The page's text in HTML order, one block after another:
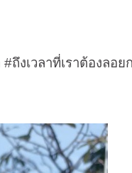
#ถึงเวลาที่เราต้องลอ